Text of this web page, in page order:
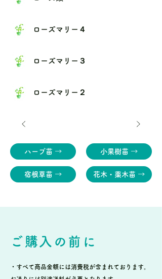
ローズマリー４
ローズマリー３
ローズマリー２
ハーブ苗 →
宿根草苗 →
小果樹苗 →
花木・薬木苗 →
ご購入の前に
・すべて商品金額には消費税が含まれております。